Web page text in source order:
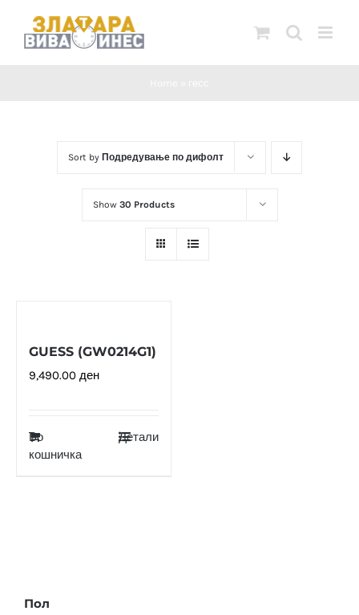
Sort by Подредување по дифолт
Show 30 Products
GUESS (GW0214G1)
9,490.00 ден
Во
кошничка
Детали
Пол